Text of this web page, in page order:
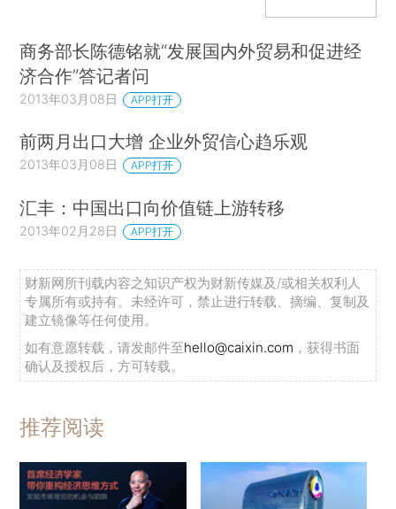
商务部长陈德铭就“发展国内外贸易和促进经
济合作”答记者问
2013年03月08日 APP打开
前两月出口大增 企业外贸信心趋乐观
2013年03月08日 APP打开
汇丰：中国出口向价值链上游转移
2013年02月28日 APP打开
财新网所刊载内容之知识产权为财新传媒及/或相关权利人
专属所有或持有。未经许可，禁止进行转载、摘编、复制及
建立镜像等任何使用。
如有意愿转载，请发邮件至hello@caixin.com ，获得书面
确认及授权后，方可转载。
推荐阅读